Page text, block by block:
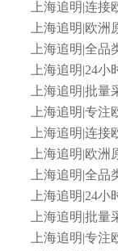
上海追明|连接
上海追明|欧洲
上海追明|全品
上海追明|24小
上海追明|批量
上海追明|专注
上海追明|连接
上海追明|欧洲
上海追明|全品
上海追明|24小
上海追明|批量
上海追明|专注